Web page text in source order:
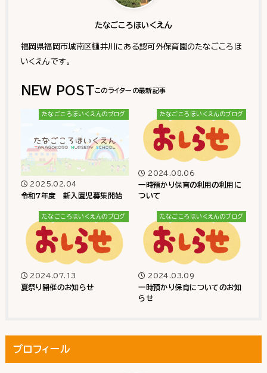
たなごころほいくえん
福岡県福岡市城南区樋井川にある認可外保育園のたなごころほ
いくえんです。
NEW POST
たなごころほいくえんのブログ
2025.02.04
令和7年度 新入園児募集開始
たなごころほいくえんのブログ
2024.08.06
一時預かり保育の利用の利用に
ついて
たなごころほいくえんのブログ
2024.07.13
夏祭り開催のお知らせ
たなごころほいくえんのブログ
2024.03.09
一時預かり保育についてのお知
らせ
プロフィール